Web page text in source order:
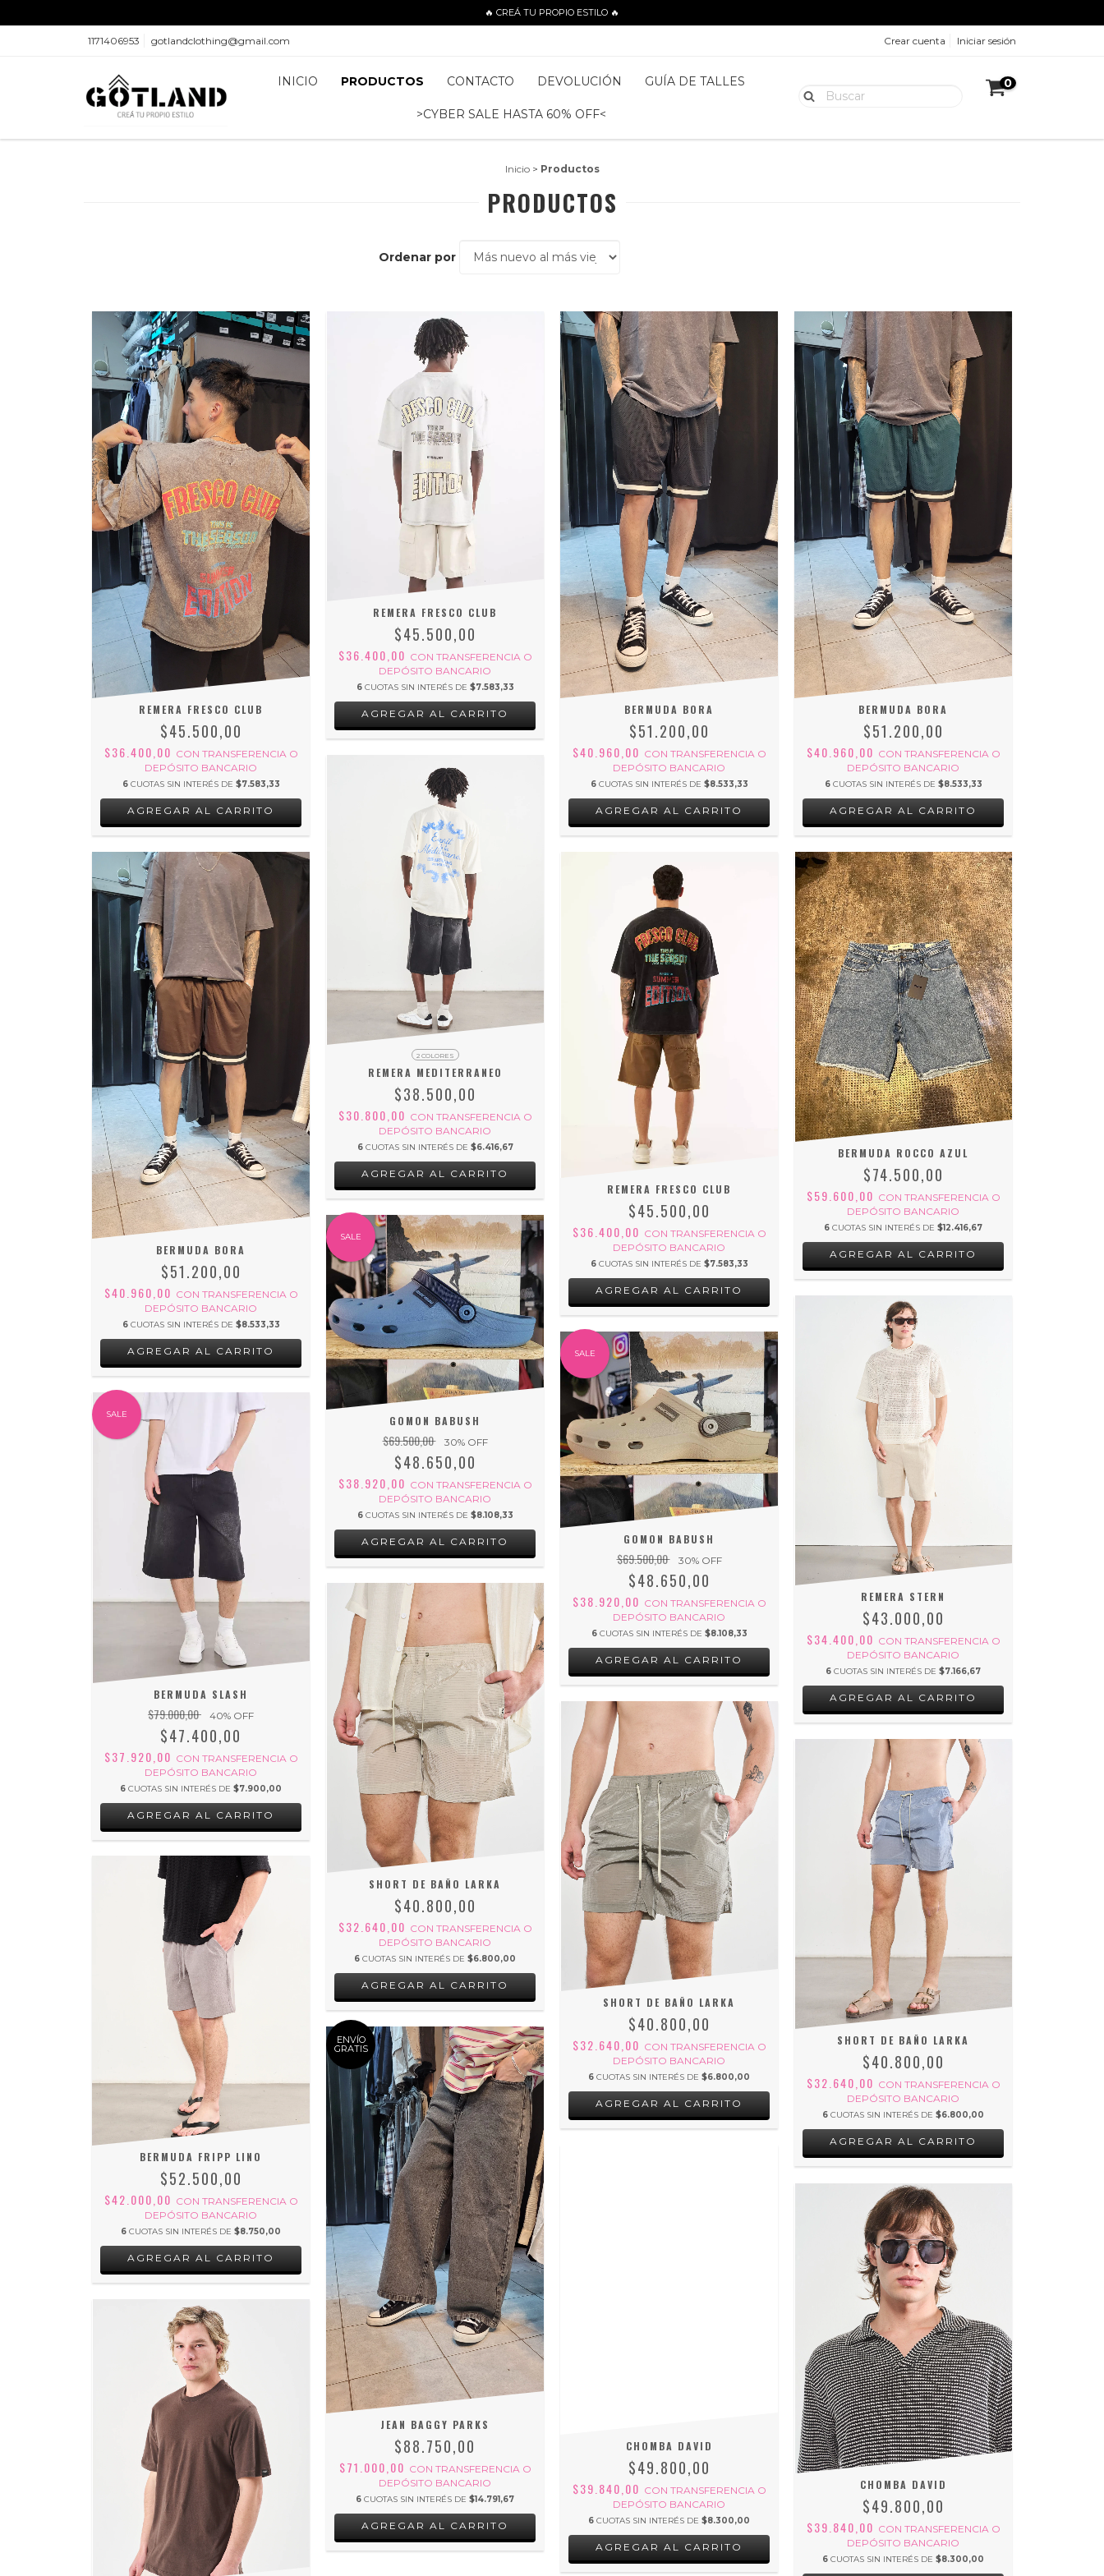
🔥 CREÁ TU PROPIO ESTILO 🔥
1171406953 gotlandclothing@gmail.com Crear cuenta Iniciar sesión
INICIO PRODUCTOS CONTACTO DEVOLUCIÓN GUÍA DE TALLES
>CYBER SALE HASTA 60% OFF<
0
Inicio > Productos
PRODUCTOS
Ordenar por
REMERA FRESCO CLUB
$45.500,00
$36.400,00 CON TRANSFERENCIA O
DEPÓSITO BANCARIO
6 CUOTAS SIN INTERÉS DE $7.583,33
AGREGAR AL CARRITO
REMERA FRESCO CLUB
$45.500,00
$36.400,00 CON TRANSFERENCIA O
DEPÓSITO BANCARIO
6 CUOTAS SIN INTERÉS DE $7.583,33
AGREGAR AL CARRITO BERMUDA BORA
$51.200,00
$40.960,00 CON TRANSFERENCIA O
DEPÓSITO BANCARIO
6 CUOTAS SIN INTERÉS DE $8.533,33
AGREGAR AL CARRITO
BERMUDA BORA
$51.200,00
$40.960,00 CON TRANSFERENCIA O
DEPÓSITO BANCARIO
6 CUOTAS SIN INTERÉS DE $8.533,33
AGREGAR AL CARRITO
BERMUDA BORA
$51.200,00
$40.960,00 CON TRANSFERENCIA O
DEPÓSITO BANCARIO
6 CUOTAS SIN INTERÉS DE $8.533,33
AGREGAR AL CARRITO
2 COLORES
REMERA MEDITERRANEO
$38.500,00
$30.800,00 CON TRANSFERENCIA O
DEPÓSITO BANCARIO
6 CUOTAS SIN INTERÉS DE $6.416,67
AGREGAR AL CARRITO
REMERA FRESCO CLUB
$45.500,00
$36.400,00 CON TRANSFERENCIA O
DEPÓSITO BANCARIO
6 CUOTAS SIN INTERÉS DE $7.583,33
AGREGAR AL CARRITO
BERMUDA ROCCO AZUL
$74.500,00
$59.600,00 CON TRANSFERENCIA O
DEPÓSITO BANCARIO
6 CUOTAS SIN INTERÉS DE $12.416,67
AGREGAR AL CARRITO
SALE
BERMUDA SLASH
$79.000,00 40% OFF
$47.400,00
$37.920,00 CON TRANSFERENCIA O
DEPÓSITO BANCARIO
6 CUOTAS SIN INTERÉS DE $7.900,00
AGREGAR AL CARRITO
SALE
GOMON BABUSH
$69.500,00 30% OFF
$48.650,00
$38.920,00 CON TRANSFERENCIA O
DEPÓSITO BANCARIO
6 CUOTAS SIN INTERÉS DE $8.108,33
AGREGAR AL CARRITO
SALE
GOMON BABUSH
$69.500,00 30% OFF
$48.650,00
$38.920,00 CON TRANSFERENCIA O
DEPÓSITO BANCARIO
6 CUOTAS SIN INTERÉS DE $8.108,33
AGREGAR AL CARRITO
REMERA STERN
$43.000,00
$34.400,00 CON TRANSFERENCIA O
DEPÓSITO BANCARIO
6 CUOTAS SIN INTERÉS DE $7.166,67
AGREGAR AL CARRITO
BERMUDA FRIPP LINO
$52.500,00
$42.000,00 CON TRANSFERENCIA O
DEPÓSITO BANCARIO
6 CUOTAS SIN INTERÉS DE $8.750,00
AGREGAR AL CARRITO
SHORT DE BAÑO LARKA
$40.800,00
$32.640,00 CON TRANSFERENCIA O
DEPÓSITO BANCARIO
6 CUOTAS SIN INTERÉS DE $6.800,00
AGREGAR AL CARRITO
SHORT DE BAÑO LARKA
$40.800,00
$32.640,00 CON TRANSFERENCIA O
DEPÓSITO BANCARIO
6 CUOTAS SIN INTERÉS DE $6.800,00
AGREGAR AL CARRITO
SHORT DE BAÑO LARKA
$40.800,00
$32.640,00 CON TRANSFERENCIA O
DEPÓSITO BANCARIO
6 CUOTAS SIN INTERÉS DE $6.800,00
AGREGAR AL CARRITO
ENVÍO
GRATIS
JEAN BAGGY PARKS
$88.750,00
$71.000,00 CON TRANSFERENCIA O
DEPÓSITO BANCARIO
6 CUOTAS SIN INTERÉS DE $14.791,67
AGREGAR AL CARRITO
CHOMBA DAVID
$49.800,00
$39.840,00 CON TRANSFERENCIA O
DEPÓSITO BANCARIO
6 CUOTAS SIN INTERÉS DE $8.300,00
AGREGAR AL CARRITO
CHOMBA DAVID
$49.800,00
$39.840,00 CON TRANSFERENCIA O
DEPÓSITO BANCARIO
6 CUOTAS SIN INTERÉS DE $8.300,00